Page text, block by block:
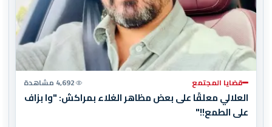
قضايا المجتمع 4,692 مشاهدة
العلالي معلقًا على بعض مظاهر الغلاء بمراكش: "وا بزاف
على الطمع!!"